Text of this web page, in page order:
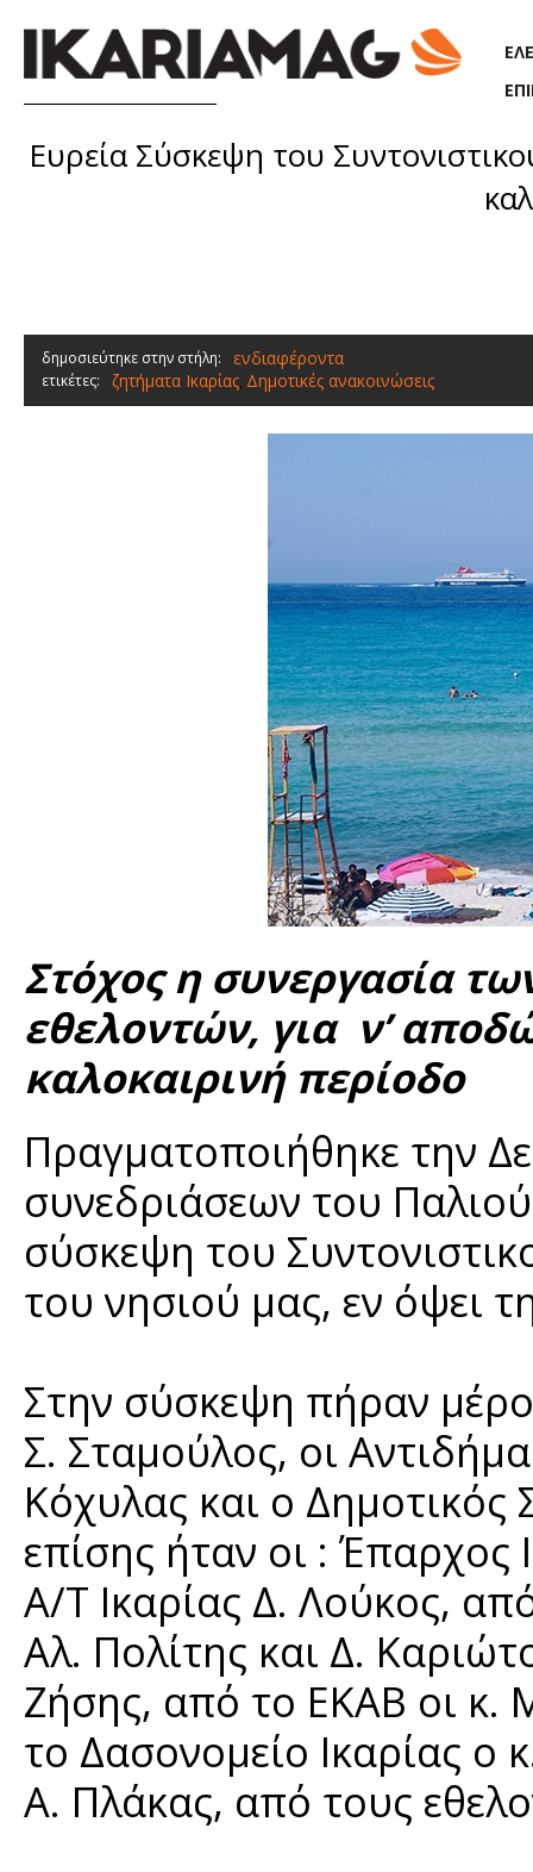
Ευρεία Σύσκεψη του
δημοσιεύτηκε στην στήλη: ενδιαφέροντα
ετικέτες: ζητήματα Ικαρίας, Δημοτικές ανακοινώσεις
Στόχος η συνεργασία
εθελοντών, για ν’
καλοκαιρινή περίοδο
Πραγματοποιήθηκε την
συνεδριάσεων του
σύσκεψη του
του νησιού μας, εν όψει
Στην σύσκεψη πήραν
Σ. Σταμούλος, οι
Κόχυλας και ο
επίσης ήταν οι : Έπαρχος
Α/Τ Ικαρίας Δ. Λούκος,
Αλ. Πολίτης και Δ.
Ζήσης, από το ΕΚΑΒ οι κ.
το Δασονομείο Ικαρίας
Α. Πλάκας, από τους